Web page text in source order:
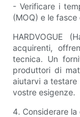
- Verificare i
(MOQ) e le
HARDVOGUE
acquirenti,
tecnica. Un
produttori di
aiutarvi a testare
vostre esigenze.
4. Considerare